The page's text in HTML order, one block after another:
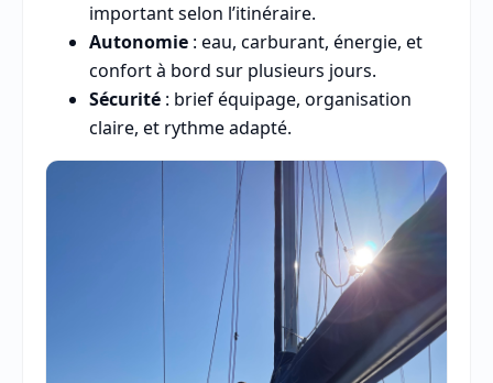
important selon l’itinéraire.
Autonomie : eau, carburant, énergie, et
confort à bord sur plusieurs jours.
Sécurité : brief équipage, organisation
claire, et rythme adapté.